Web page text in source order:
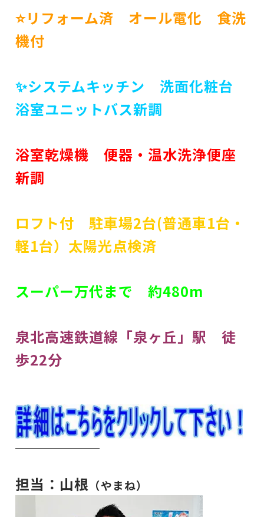
⭐リフォーム済 オール電化 食洗
機付
✨システムキッチン 洗面化粧台
浴室ユニットバス新調
浴室乾燥機 便器・温水洗浄便座
新調
ロフト付 駐車場2台(普通車1台・
軽1台）太陽光点検済
スーパー万代まで 約480m
泉北高速鉄道線「泉ヶ丘」駅 徒
歩22分
担当：山根 （やまね）